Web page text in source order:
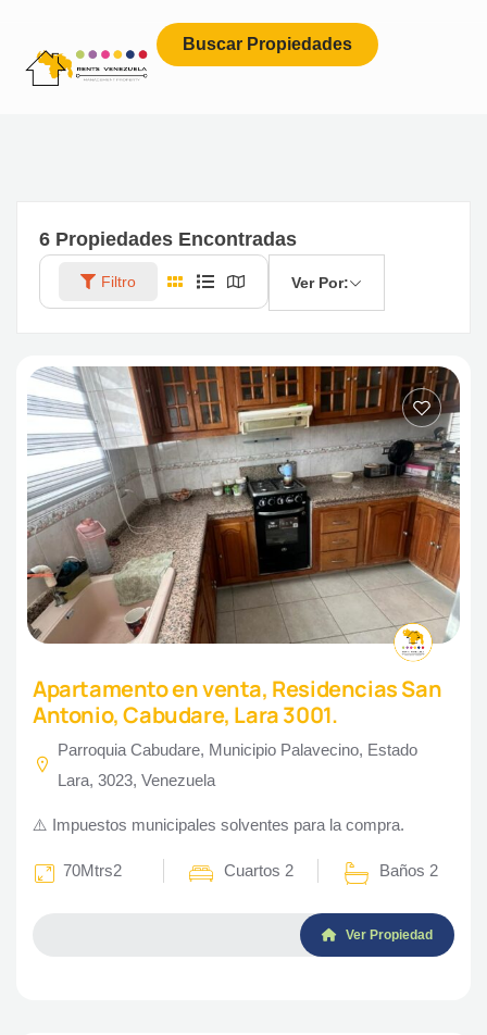
Buscar Propiedades
6 Propiedades Encontradas
Filtro Ver Por:
Apartamento en venta, Residencias San
Antonio, Cabudare, Lara 3001.
Parroquia Cabudare, Municipio Palavecino, Estado
Lara, 3023, Venezuela
⚠️ Impuestos municipales solventes para la compra.
70Mtrs2 Cuartos 2 Baños 2
Ver Propiedad